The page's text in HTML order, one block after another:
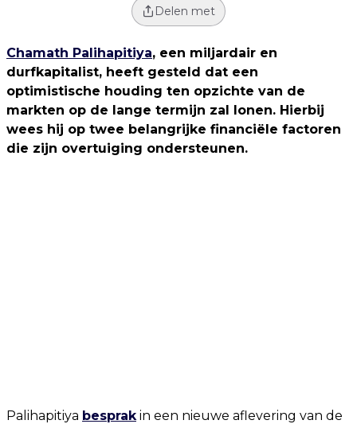
Delen met
Chamath Palihapitiya, een miljardair en
durfkapitalist, heeft gesteld dat een
optimistische houding ten opzichte van de
markten op de lange termijn zal lonen. Hierbij
wees hij op twee belangrijke financiële factoren
die zijn overtuiging ondersteunen.
Palihapitiya besprakin een nieuwe aflevering van de